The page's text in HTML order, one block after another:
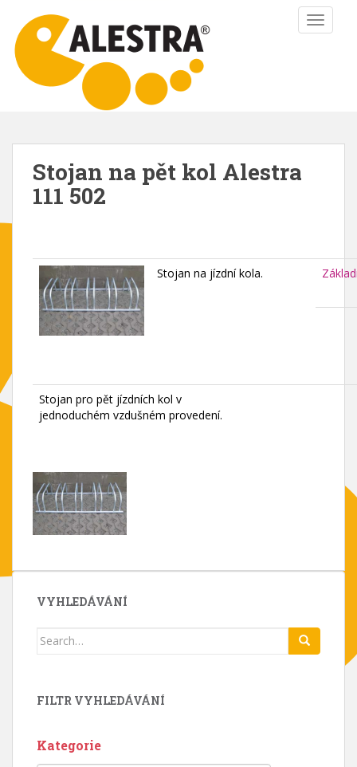
n
Stojan na pět kol Alestra
111 502
Stojan na jízdní kola.
Stojan pro pět jízdních kol v
jednoduchém vzdušném provedení.
VYHLEDÁVÁNÍ
Search
FILTR VYHLEDÁVÁNÍ
Kategorie